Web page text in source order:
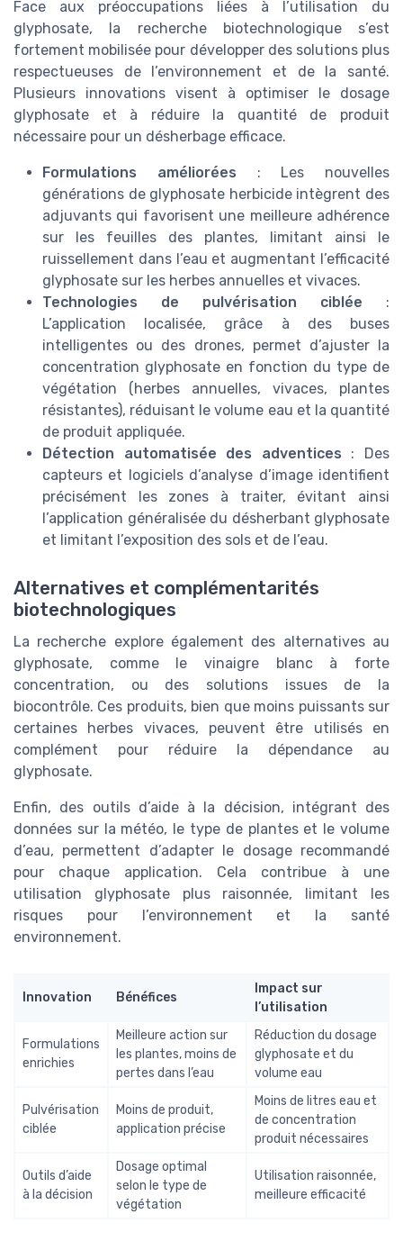
Face aux préoccupations liées à l’utilisation du
glyphosate, la recherche biotechnologique s’est
fortement mobilisée pour développer des solutions plus
respectueuses de l’environnement et de la santé.
Plusieurs innovations visent à optimiser le dosage
glyphosate et à réduire la quantité de produit
nécessaire pour un désherbage efficace.
Formulations améliorées : Les nouvelles
générations de glyphosate herbicide intègrent des
adjuvants qui favorisent une meilleure adhérence
sur les feuilles des plantes, limitant ainsi le
ruissellement dans l’eau et augmentant l’efficacité
glyphosate sur les herbes annuelles et vivaces.
Technologies de pulvérisation ciblée :
L’application localisée, grâce à des buses
intelligentes ou des drones, permet d’ajuster la
concentration glyphosate en fonction du type de
végétation (herbes annuelles, vivaces, plantes
résistantes), réduisant le volume eau et la quantité
de produit appliquée.
Détection automatisée des adventices : Des
capteurs et logiciels d’analyse d’image identifient
précisément les zones à traiter, évitant ainsi
l’application généralisée du désherbant glyphosate
et limitant l’exposition des sols et de l’eau.
Alternatives et complémentarités
biotechnologiques
La recherche explore également des alternatives au
glyphosate, comme le vinaigre blanc à forte
concentration, ou des solutions issues de la
biocontrôle. Ces produits, bien que moins puissants sur
certaines herbes vivaces, peuvent être utilisés en
complément pour réduire la dépendance au
glyphosate.
Enfin, des outils d’aide à la décision, intégrant des
données sur la météo, le type de plantes et le volume
d’eau, permettent d’adapter le dosage recommandé
pour chaque application. Cela contribue à une
utilisation glyphosate plus raisonnée, limitant les
risques pour l’environnement et la santé
environnement.
Innovation Bénéfices
Impact sur
l’utilisation
Formulations
enrichies
Meilleure action sur
les plantes, moins de
pertes dans l’eau
Réduction du dosage
glyphosate et du
volume eau
Pulvérisation
ciblée
Moins de produit,
application précise
Moins de litres eau et
de concentration
produit nécessaires
Outils d’aide
à la décision
Dosage optimal
selon le type de
végétation
Utilisation raisonnée,
meilleure efficacité